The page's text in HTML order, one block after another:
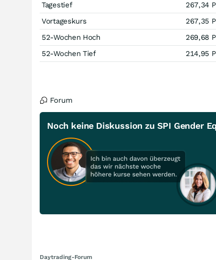
Tagestief
267,34
Vortageskurs
267,35
52-Wochen Hoch
269,68
52-Wochen Tief
214,95
Forum
Noch keine Diskussion zu SPI Gender
Daytrading-Forum